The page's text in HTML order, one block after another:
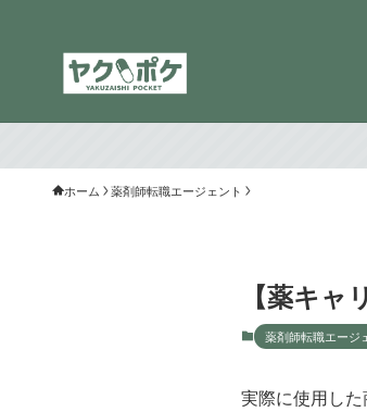
ホーム 薬剤師転職エージェント
【薬キ
薬剤師転職エージ
実際に使用し